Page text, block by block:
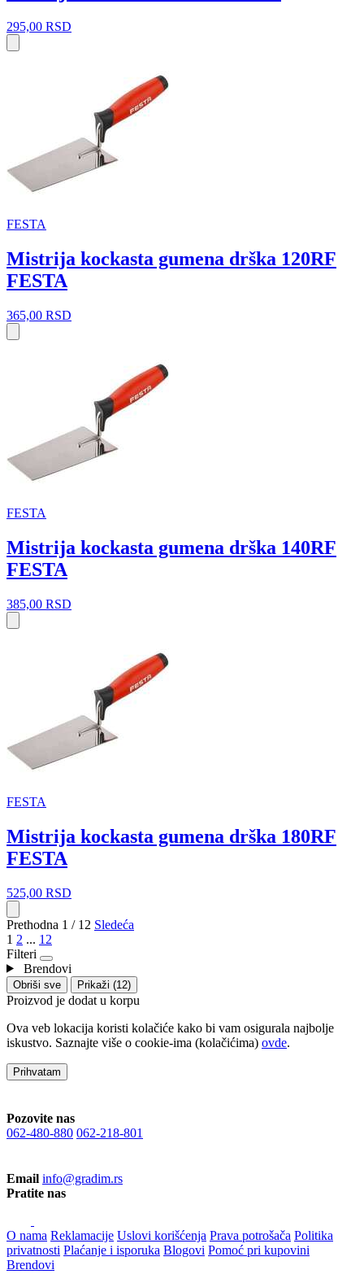
295,00 RSD
FESTA
Mistrija kockasta gumena drška 120RF
FESTA
365,00 RSD
FESTA
Mistrija kockasta gumena drška 140RF
FESTA
385,00 RSD
FESTA
Mistrija kockasta gumena drška 180RF
FESTA
525,00 RSD
Prethodna 1 / 12 Sledeća
1 2 ... 12
Filteri
Brendovi
Obriši sve Prikaži (12)
Proizvod je dodat u korpu
Ova veb lokacija koristi kolačiće kako bi vam osigurala najbolje
iskustvo. Saznajte više o cookie-ima (kolačićima) ovde.
Prihvatam
Pozovite nas
062-480-880 062-218-801
Email info@gradim.rs
Pratite nas
O nama Reklamacije Uslovi korišćenja Prava potrošača Politika
privatnosti Plaćanje i isporuka Blogovi Pomoć pri kupovini
Brendovi